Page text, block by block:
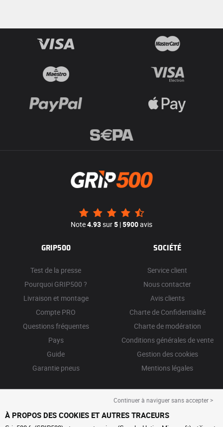
Note4.93sur5 |5900avis
GRIP500
Test de la presse
Pourquoi GRIP500 ?
Livraison et montage
Compte PRO
Questions fréquentes
Pays
Guide
Garantie pneus
SOCIÉTÉ
Service client
Nous contacter
Avis clients
Charte de Confidentialité
Charte de modération
Conditions générales de vente
Gestion des cookies
Mentions légales
Continuer à naviguer sans accepter >
À PROPOS DES COOKIES ET AUTRES TRACEURS